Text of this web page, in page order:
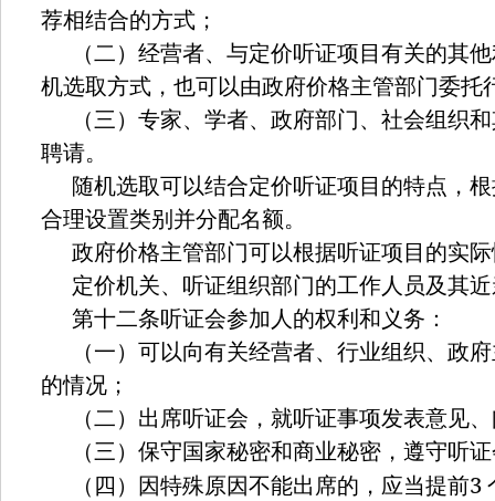
荐相结合的方式；
（二）经营者、与定价听证项目有关的其
机选取方式，也可以由政府价格主管部门委托
（三）专家、学者、政府部门、社会组织
聘请。
随机选取可以结合定价听证项目的特点，
合理设置类别并分配名额。
政府价格主管部门可以根据听证项目的实
定价机关、听证组织部门的工作人员及其
第十二条听证会参加人的权利和义务：
（一）可以向有关经营者、行业组织、政
的情况；
（二）出席听证会，就听证事项发表意见
（三）保守国家秘密和商业秘密，遵守听
（四）因特殊原因不能出席的，应当提前3